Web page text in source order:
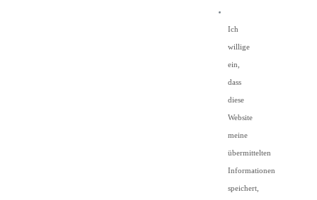
Ich
willige
ein,
dass
diese
Website
meine
übermittelten
Informationen
speichert,